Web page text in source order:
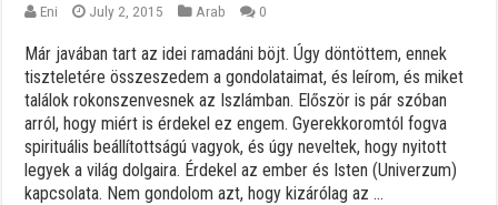
Eni July 2, 2015 Arab 0
Már javában tart az idei ramadáni böjt. Úgy döntöttem, ennek
tiszteletére összeszedem a gondolataimat, és leírom, és miket
találok rokonszenvesnek az Iszlámban. Először is pár szóban
arról, hogy miért is érdekel ez engem. Gyerekkoromtól fogva
spirituális beállítottságú vagyok, és úgy neveltek, hogy nyitott
legyek a világ dolgaira. Érdekel az ember és Isten (Univerzum)
kapcsolata. Nem gondolom azt, hogy kizárólag az ...